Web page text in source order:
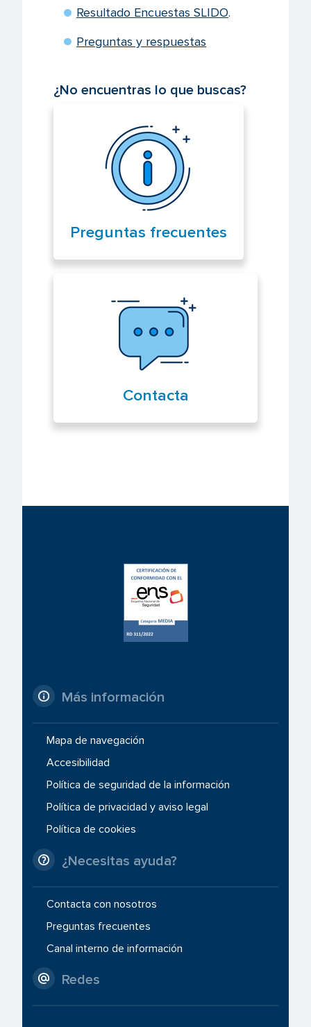
Resultado Encuestas SLIDO.
Preguntas y respuestas
¿No encuentras lo que buscas?
Preguntas frecuentes
Contacta
Más información
Mapa de navegación
Accesibilidad
Política de seguridad de la información
Política de privacidad y aviso legal
Política de cookies
¿Necesitas ayuda?
Contacta con nosotros
Preguntas frecuentes
Canal interno de información
Redes